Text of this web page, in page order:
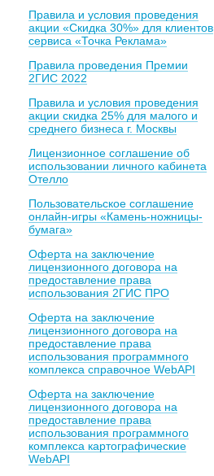
Правила и условия проведения
акции «Скидка 30%» для клиентов
сервиса «Точка Реклама»
Правила проведения Премии
2ГИС 2022
Правила и условия проведения
акции скидка 25% для малого и
среднего бизнеса г. Москвы
Лицензионное соглашение об
использовании личного кабинета
Отелло
Пользовательское соглашение
онлайн-игры «Камень-ножницы-
бумага»
Оферта на заключение
лицензионного договора на
предоставление права
использования 2ГИС ПРО
Оферта на заключение
лицензионного договора на
предоставление права
использования программного
комплекса справочное WebAPI
Оферта на заключение
лицензионного договора на
предоставление права
использования программного
комплекса картографические
WebAPI